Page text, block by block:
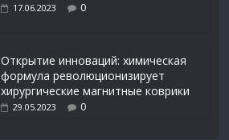
17.06.2023 0
Открытие инноваций: химическая
формула революционизирует
хирургические магнитные коврики
29.05.2023 0